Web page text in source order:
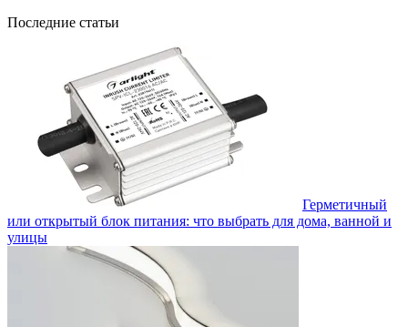
Последние статьи
Герметичный
или открытый блок питания: что выбрать для дома, ванной и
улицы